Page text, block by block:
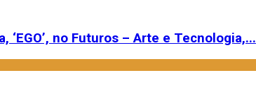
‘EGO’, no Futuros – Arte e Tecnologia,...